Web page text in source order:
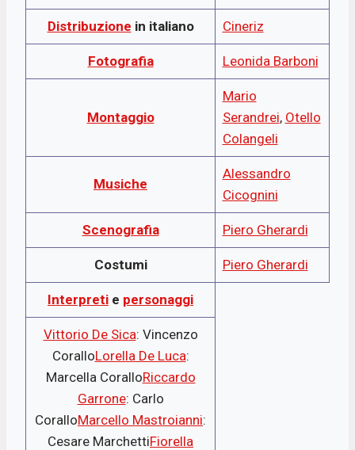
Distribuzione in italiano Cineriz
Fotografia Leonida Barboni
Montaggio
Mario
Serandrei, Otello
Colangeli
Musiche
Alessandro
Cicognini
Scenografia Piero Gherardi
Costumi Piero Gherardi
Interpreti e personaggi
Vittorio De Sica: Vincenzo
CoralloLorella De Luca:
Marcella CoralloRiccardo
Garrone: Carlo
CoralloMarcello Mastroianni:
Cesare MarchettiFiorella